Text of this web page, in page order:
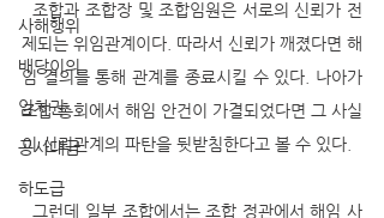
사해행위
배당이의
임차권
공사대금
하도급
제되는 위임관계이다. 따라서 신뢰가 깨졌다면 해
임 결의를 통해 관계를 종료시킬 수 있다. 나아가
조합 총회에서 해임 안건이 가결되었다면 그 사실
이 신뢰관계의 파탄을 뒷받침한다고 볼 수 있다.